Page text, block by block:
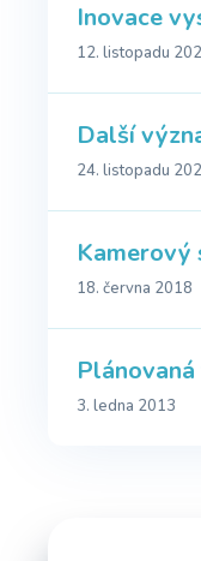
Inovace
12. listopadu
Další
24. listopadu
Kamerový
18. června 2018
3. ledna 2013